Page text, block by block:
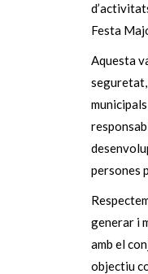
Festa
Aquesta
persones
generar i
amb el
objectiu